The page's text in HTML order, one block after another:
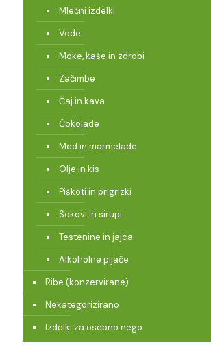
Mlečni izdelki
Vode
Moke, kaše in zdrobi
Začimbe
Čaj in kava
Čokolade
Med in marmelade
Olje in kis
Piškoti in prigrizki
Sokovi in sirupi
Testenine in jajca
Alkoholne pijače
Ribe (konzervirane)
Nekategorizirano
Izdelki za osebno nego